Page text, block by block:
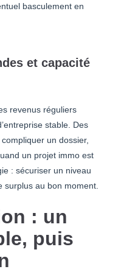
basculement en
et capacité
revenus réguliers
stable. Des
un dossier,
un projet immo est
: sécuriser un niveau
au bon moment.
: un
puis